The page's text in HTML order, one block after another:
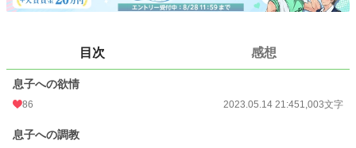
お気に入り 314
6,142
更新日時 2023.05.14 21:45
目次 感想
息子への欲情
86 2023.05.14 21:451,003文字
息子への調教